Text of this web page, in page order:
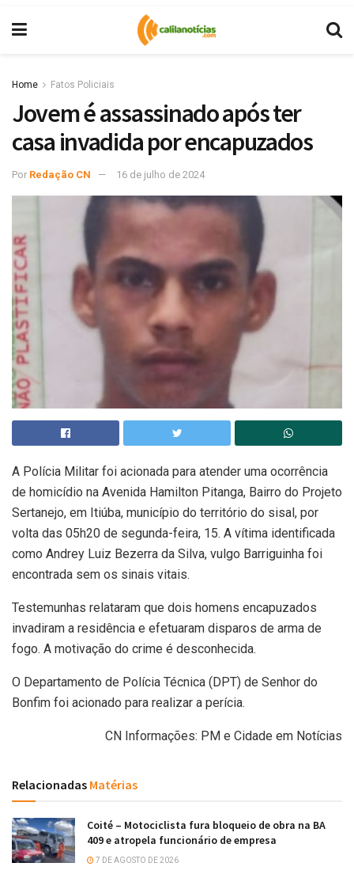
Home Fatos Policiais
Jovem é assassinado após ter
casa invadida por encapuzados
Por Redação CN 16 de julho de 2024
A Polícia Militar foi acionada para atender uma ocorrência
de homicídio na Avenida Hamilton Pitanga, Bairro do Projeto
Sertanejo, em Itiúba, município do território do sisal, por
volta das 05h20 de segunda-feira, 15. A vítima identificada
como Andrey Luiz Bezerra da Silva, vulgo Barriguinha foi
encontrada sem os sinais vitais.
Testemunhas relataram que dois homens encapuzados
invadiram a residência e efetuaram disparos de arma de
fogo. A motivação do crime é desconhecida.
O Departamento de Polícia Técnica (DPT) de Senhor do
Bonfim foi acionado para realizar a perícia.
CN Informações: PM e Cidade em Notícias
Relacionadas Matérias
Coité – Motociclista fura bloqueio de obra na BA
409 e atropela funcionário de empresa
7 DE AGOSTO DE 2026